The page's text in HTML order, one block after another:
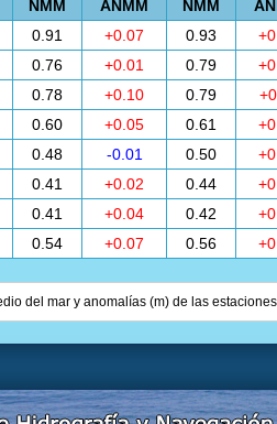
NMM ANMM NMM
0.91 +0.07 0.93
0.76 +0.01 0.79
0.78 +0.10 0.79
0.60 +0.05 0.61
0.48 -0.01 0.50
0.41 +0.02 0.44
0.41 +0.04 0.42
0.54 +0.07 0.56
del mar y anomalías (m) de las